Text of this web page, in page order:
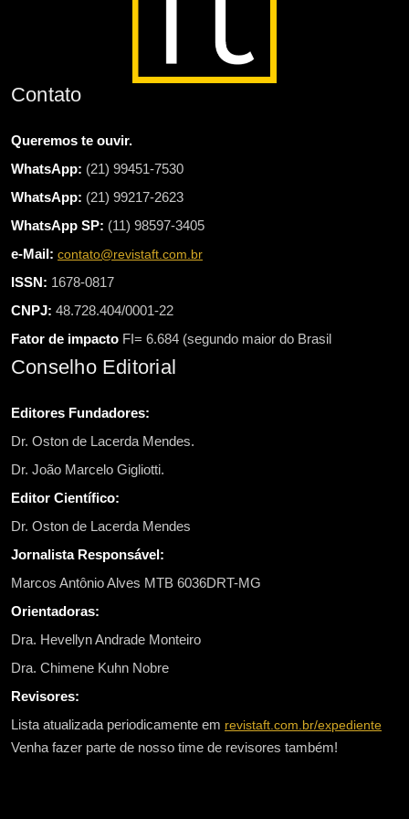
Contato
Queremos te ouvir.
WhatsApp: (21) 99451-7530
WhatsApp: (21) 99217-2623
WhatsApp SP: (11) 98597-3405
e-Mail: contato@revistaft.com.br
ISSN: 1678-0817
CNPJ: 48.728.404/0001-22
Fator de impacto FI= 6.684 (segundo maior do Brasil
Conselho Editorial
Editores Fundadores:
Dr. Oston de Lacerda Mendes.
Dr. João Marcelo Gigliotti.
Editor Científico:
Dr. Oston de Lacerda Mendes
Jornalista Responsável:
Marcos Antônio Alves MTB 6036DRT-MG
Orientadoras:
Dra. Hevellyn Andrade Monteiro
Dra. Chimene Kuhn Nobre
Revisores:
Lista atualizada periodicamente em revistaft.com.br/expediente
Venha fazer parte de nosso time de revisores também!